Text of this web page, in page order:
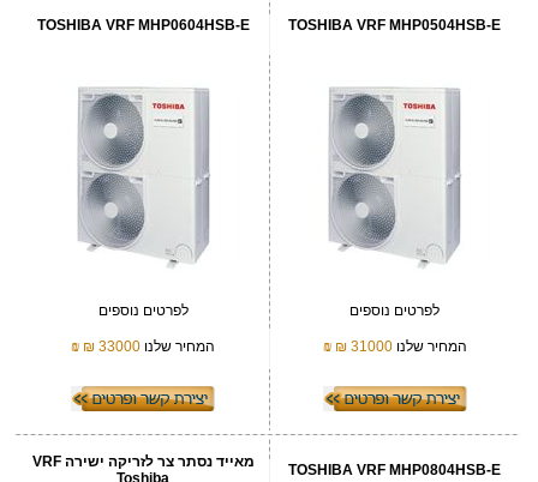
TOSHIBA VRF MHP0504HSB-E
לפרטים נוספים
המחיר שלנו31000 ₪
₪
TOSHIBA VRF MHP0604HSB-E
לפרטים נוספים
המחיר שלנו 33000 ₪
₪
TOSHIBA VRF MHP0804HSB-E
מאייד נסתר צר לזריקה ישירה VRF
Toshiba